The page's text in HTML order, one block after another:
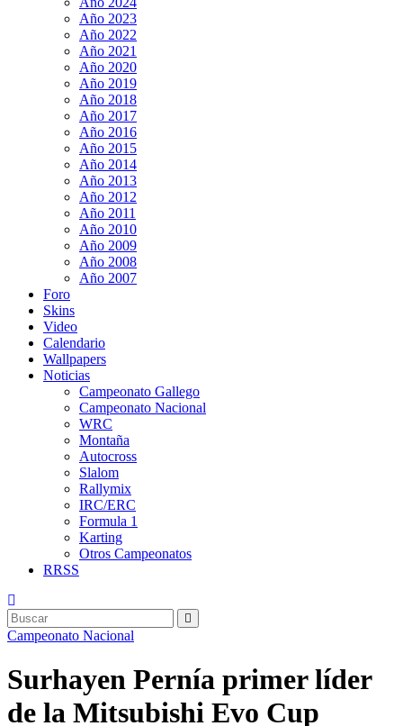
Año 2023
Año 2022
Año 2021
Año 2020
Año 2019
Año 2018
Año 2017
Año 2016
Año 2015
Año 2014
Año 2013
Año 2012
Año 2011
Año 2010
Año 2009
Año 2008
Año 2007
Foro
Skins
Video
Calendario
Wallpapers
Noticias
Campeonato Gallego
Campeonato Nacional
WRC
Montaña
Autocross
Slalom
Rallymix
IRC/ERC
Formula 1
Karting
Otros Campeonatos
RRSS
Campeonato Nacional
Surhayen Pernía primer líder
de la Mitsubishi Evo Cup